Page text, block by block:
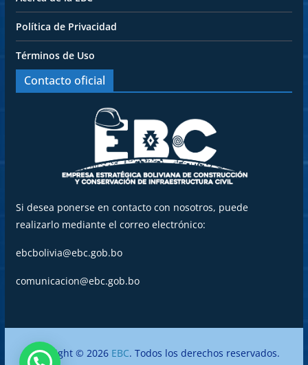
Política de Privacidad
Términos de Uso
Contacto oficial
Si desea ponerse en contacto con nosotros, puede
realizarlo mediante el correo electrónico:
ebcbolivia@ebc.gob.bo
comunicacion@ebc.gob.bo
Copyright © 2026 EBC. Todos los derechos reservados.